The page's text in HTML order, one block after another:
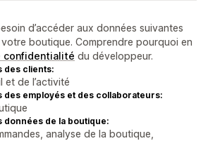
d’accéder aux données suivantes
boutique. Comprendre pourquoi en
confidentialité du développeur.
des clients:
et de l’activité
des employés et des collaborateurs:
de la boutique:
analyse de la boutique,